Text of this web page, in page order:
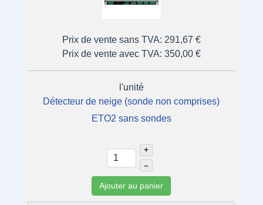
Prix de vente sans TVA: 291,67 €
Prix de vente avec TVA: 350,00 €
l'unité
Détecteur de neige (sonde non comprises)
ETO2 sans sondes
+
–
Ajouter au panier